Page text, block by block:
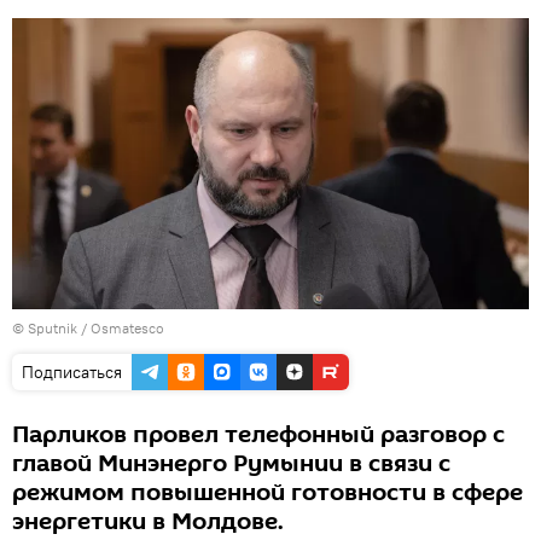
© Sputnik / Osmatesco
Подписаться
Парликов провел телефонный разговор с
главой Минэнерго Румынии в связи с
режимом повышенной готовности в сфере
энергетики в Молдове.